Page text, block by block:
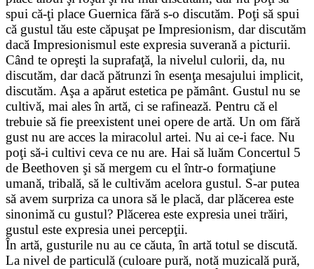
spui că-ţi place Guernica fără s-o discutăm. Poţi să spui
că gustul tău este căpuşat pe Impresionism, dar discutăm
dacă Impresionismul este expresia suverană a picturii.
Când te opreşti la suprafaţă, la nivelul culorii, da, nu
discutăm, dar dacă pătrunzi în esenţa mesajului implicit,
discutăm. Aşa a apărut estetica pe pământ. Gustul nu se
cultivă, mai ales în artă, ci se rafinează. Pentru că el
trebuie să fie preexistent unei opere de artă. Un om fără
gust nu are acces la miracolul artei. Nu ai ce-i face. Nu
poţi să-i cultivi ceva ce nu are. Hai să luăm Concertul 5
de Beethoven şi să mergem cu el într-o formaţiune
umană, tribală, să le cultivăm acelora gustul. S-ar putea
să avem surpriza ca unora să le placă, dar plăcerea este
sinonimă cu gustul? Plăcerea este expresia unei trăiri,
gustul este expresia unei percepţii.
În artă, gusturile nu au ce căuta, în artă totul se discută.
La nivel de particulă (culoare pură, notă muzicală pură,